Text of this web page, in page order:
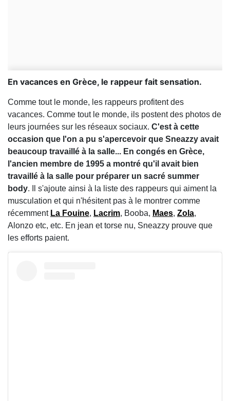
En vacances en Grèce, le rappeur fait sensation.
Comme tout le monde, les rappeurs profitent des
vacances. Comme tout le monde, ils postent des photos de
leurs journées sur les réseaux sociaux. C'est à cette
occasion que l'on a pu s'apercevoir que Sneazzy avait
beaucoup travaillé à la salle... En congés en Grèce,
l'ancien membre de 1995 a montré qu'il avait bien
travaillé à la salle pour préparer un sacré summer
body. Il s'ajoute ainsi à la liste des rappeurs qui aiment la
musculation et qui n'hésitent pas à le montrer comme
récemment La Fouine, Lacrim, Booba, Maes, Zola,
Alonzo etc, etc. En jean et torse nu, Sneazzy prouve que
les efforts paient.